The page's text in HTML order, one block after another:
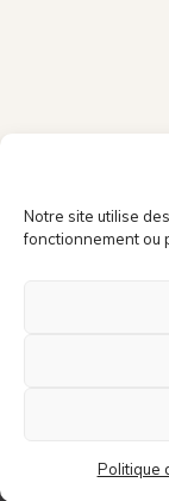
Notre site utilise
fonctionnement ou
Politique
©Copyright - Jean
Mentions légales